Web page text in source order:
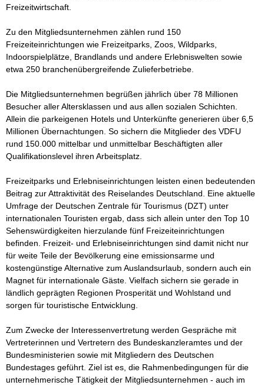
Freizeitwirtschaft.
Zu den Mitgliedsunternehmen zählen rund 150
Freizeiteinrichtungen wie Freizeitparks, Zoos, Wildparks,
Indoorspielplätze, Brandlands und andere Erlebniswelten sowie
etwa 250 branchenübergreifende Zulieferbetriebe.
Die Mitgliedsunternehmen begrüßen jährlich über 78 Millionen
Besucher aller Altersklassen und aus allen sozialen Schichten.
Allein die parkeigenen Hotels und Unterkünfte generieren über 6,5
Millionen Übernachtungen. So sichern die Mitglieder des VDFU
rund 150.000 mittelbar und unmittelbar Beschäftigten aller
Qualifikationslevel ihren Arbeitsplatz.
Freizeitparks und Erlebniseinrichtungen leisten einen bedeutenden
Beitrag zur Attraktivität des Reiselandes Deutschland. Eine aktuelle
Umfrage der Deutschen Zentrale für Tourismus (DZT) unter
internationalen Touristen ergab, dass sich allein unter den Top 10
Sehenswürdigkeiten hierzulande fünf Freizeiteinrichtungen
befinden. Freizeit- und Erlebniseinrichtungen sind damit nicht nur
für weite Teile der Bevölkerung eine emissionsarme und
kostengünstige Alternative zum Auslandsurlaub, sondern auch ein
Magnet für internationale Gäste. Vielfach sichern sie gerade in
ländlich geprägten Regionen Prosperität und Wohlstand und
sorgen für touristische Entwicklung.
Zum Zwecke der Interessenvertretung werden Gespräche mit
Vertreterinnen und Vertretern des Bundeskanzleramtes und der
Bundesministerien sowie mit Mitgliedern des Deutschen
Bundestages geführt. Ziel ist es, die Rahmenbedingungen für die
unternehmerische Tätigkeit der Mitgliedsunternehmen - auch im